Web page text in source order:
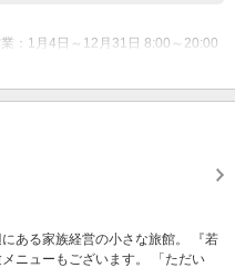
：1月4日～12月31日 8:00～20:00
ある家族経営の小さな旅館。 『若
ニューもございます。 「ただい